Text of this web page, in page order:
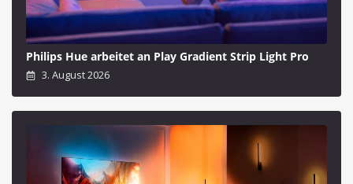
Philips Hue arbeitet an Play Gradient Strip Light Pro
3. August 2026